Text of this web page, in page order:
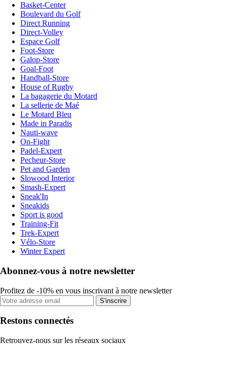
Basket-Center
Boulevard du Golf
Direct Running
Direct-Volley
Espace Golf
Foot-Store
Galop-Store
Goal-Foot
Handball-Store
House of Rugby
La bagagerie du Motard
La sellerie de Maé
Le Motard Bleu
Made in Paradis
Nauti-wave
On-Fight
Padel-Expert
Pecheur-Store
Pet and Garden
Slowood Interior
Smash-Expert
Sneak'In
Sneakids
Sport is good
Training-Fit
Trek-Expert
Vélo-Store
Winter Expert
Abonnez-vous à notre newsletter
Profitez de -10% en vous inscrivant à notre newsletter
S'inscrire
Restons connectés
Retrouvez-nous sur les réseaux sociaux